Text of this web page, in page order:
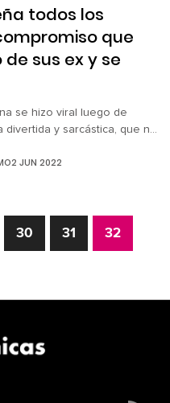
todos los
que
sus ex y se
se hizo viral luego de
divertida y sarcástica, que no
además ¡se ha quedado
su exnovio Villa, un chico
2 JUN 2022
30 31 32